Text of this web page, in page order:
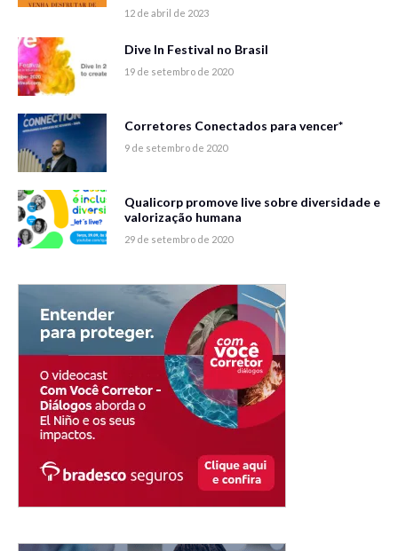
12 de abril de 2023
Dive In Festival no Brasil
19 de setembro de 2020
Corretores Conectados para vencer*
9 de setembro de 2020
Qualicorp promove live sobre diversidade e
valorização humana
29 de setembro de 2020